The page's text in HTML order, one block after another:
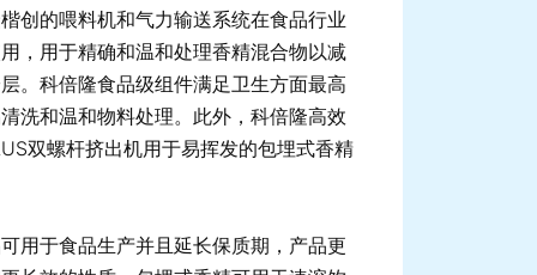
创的喂料机和气力输送系统在食品行业
，用于精确和温和处理香精混合物以减
。科倍隆食品级组件满足卫生方面最高
洗和温和物料处理。此外，科倍隆高效
双螺杆挤出机用于易挥发的包埋式香精
用于食品生产并且延长保质期，产品更